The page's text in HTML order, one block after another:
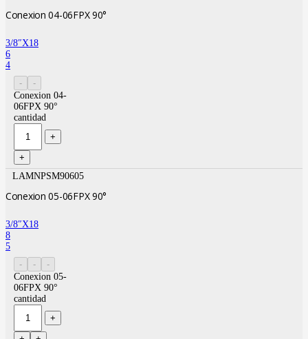
Conexion 04-06FPX 90°
3/8″X18
6
4
Conexion 04-
06FPX 90°
cantidad
LAMNPSM90605
Conexion 05-06FPX 90°
3/8″X18
8
5
Conexion 05-
06FPX 90°
cantidad